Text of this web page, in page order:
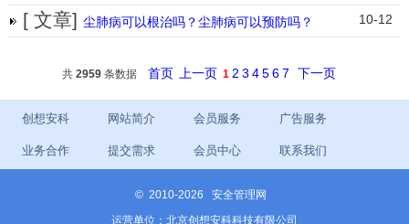
10-12
[ 文章] 尘肺病可以根治吗？尘肺病可以预防吗？
共2959 条数据首页 上一页 1 2 3 4567 下一页
创想安科 网站简介 会员服务 广告服务
业务合作 提交需求 会员中心 联系我们
© 2010-2026 安全管理网
运营单位：北京创想安科科技有限公司